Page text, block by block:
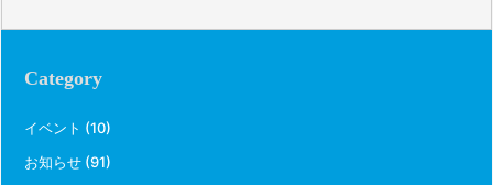
Category
イベント (10)
お知らせ(91)